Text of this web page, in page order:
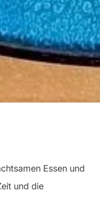
Essen und
und die